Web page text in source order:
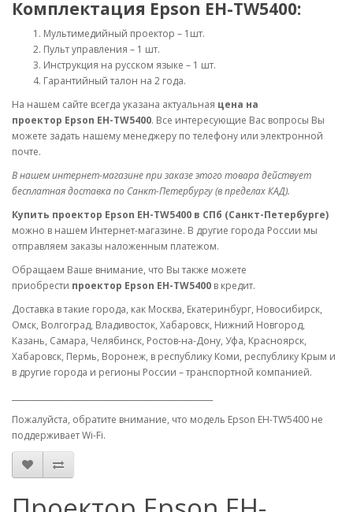
Комплектация Epson EH-TW5400:
Мультимедийный проектор – 1шт.
Пульт управления – 1 шт.
Инструкция на русском языке – 1 шт.
Гарантийный талон на 2 года.
На нашем сайте всегда указана актуальная цена на
проектор Epson EH-TW5400. Все интересующие Вас вопросы Вы
можете задать нашему менеджеру по телефону или электронной
почте.
В нашем интернет-магазине при заказе этого товара действует
бесплатная доставка по Санкт-Петербургу (в пределах КАД).
Купить проектор Epson EH-TW5400 в СПб (Санкт-Петербурге)
можно в нашем Интернет-магазине. В другие города России мы
отправляем заказы наложенным платежом.
Обращаем Ваше внимание, что Вы также можете
приобрести проектор Epson EH-TW5400 в кредит.
Доставка в такие города, как Москва, Екатеринбург, Новосибирск,
Омск, Волгоград, Владивосток, Хабаровск, Нижний Новгород,
Казань, Самара, Челябинск, Ростов-на-Дону, Уфа, Красноярск,
Хабаровск, Пермь, Воронеж, в республику Коми, республику Крым и
в другие города и регионы России – транспортной компанией.
Пожалуйста, обратите внимание, что модель Epson EH-TW5400 не
поддерживает Wi-Fi.